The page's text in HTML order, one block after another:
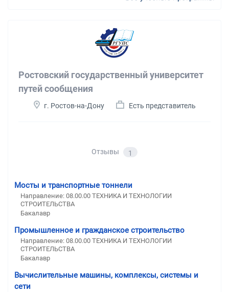
Ростовский государственный университет
путей сообщения
г. Ростов-на-Дону Есть представитель
Отзывы 1
Мосты и транспортные тоннели
Направление: 08.00.00 ТЕХНИКА И ТЕХНОЛОГИИ
СТРОИТЕЛЬСТВА
Бакалавр
Промышленное и гражданское строительство
Направление: 08.00.00 ТЕХНИКА И ТЕХНОЛОГИИ
СТРОИТЕЛЬСТВА
Бакалавр
Вычислительные машины, комплексы, системы и
сети